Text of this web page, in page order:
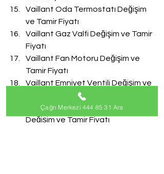
Vaillant Oda Termostatı Değişim
ve Tamir Fiyatı
Vaillant Gaz Valfi Değişim ve Tamir
Fiyatı
Vaillant Fan Motoru Değişim ve
Tamir Fiyatı
Vaillant Emniyet Ventili Değişim ve
Vaillant Doldurma Musluğu
Değişim ve Tamir Fiyatı
Çağrı Merkezi 444 85 31 Ara